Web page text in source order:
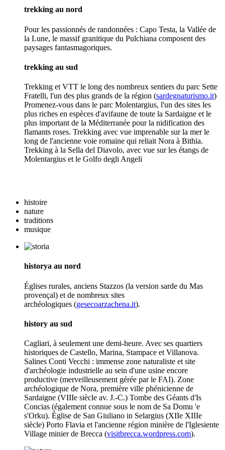
trekking au nord
Pour les passionnés de randonnées : Capo Testa, la Vallée de
la Lune, le massif granitique du Pulchiana composent des
paysages fantasmagoriques.
trekking au sud
Trekking et VTT le long des nombreux sentiers du parc Sette
Fratelli, l'un des plus grands de la région (sardegnaturismo.it)
Promenez-vous dans le parc Molentargius, l'un des sites les
plus riches en espèces d'avifaune de toute la Sardaigne et le
plus important de la Méditerranée pour la nidification des
flamants roses. Trekking avec vue imprenable sur la mer le
long de l'ancienne voie romaine qui reliait Nora à Bithia.
Trekking à la Sella del Diavolo, avec vue sur les étangs de
Molentargius et le Golfo degli Angeli
histoire
nature
traditions
musique
historya au nord
Églises rurales, anciens Stazzos (la version sarde du Mas
provençal) et de nombreux sites
archéologiques (gesecoarzachena.it).
history au sud
Cagliari, à seulement une demi-heure. Avec ses quartiers
historiques de Castello, Marina, Stampace et Villanova.
Salines Conti Vecchi : immense zone naturaliste et site
d'archéologie industrielle au sein d'une usine encore
productive (merveilleusement gérée par le FAI). Zone
archéologique de Nora, première ville phénicienne de
Sardaigne (VIIIe siècle av. J.-C.) Tombe des Géants d'Is
Concias (également connue sous le nom de Sa Domu 'e
s'Orku). Église de San Giuliano in Selargius (XIIe XIIIe
siècle) Porto Flavia et l'ancienne région minière de l'Iglesiente
Village minier de Brecca (visitbrecca.wordpress.com).